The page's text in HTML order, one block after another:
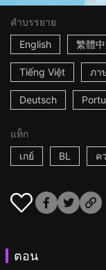
คำบรรยาย
English
繁體
Tiếng Việt ภา
Deutsch
แท็ก
เกย์
BL ค
ตอน